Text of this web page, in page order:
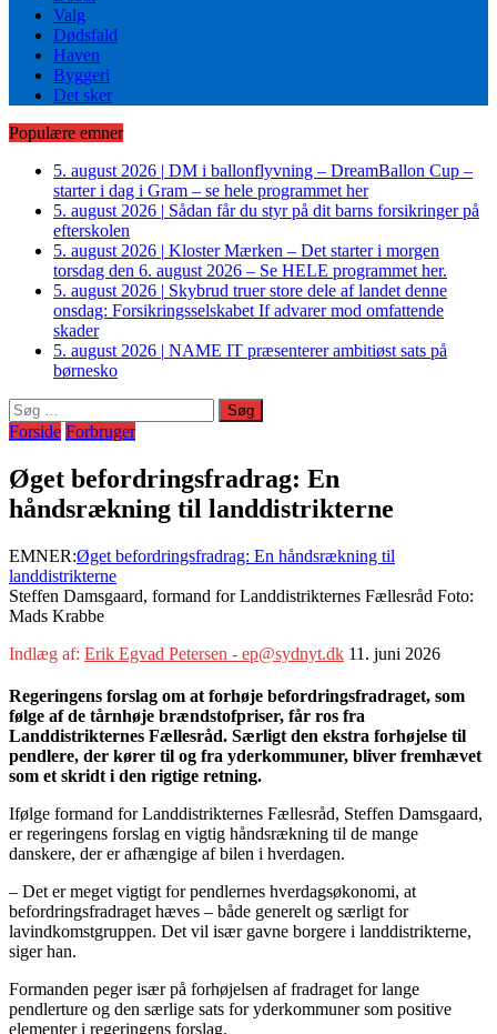
Valg
Dødsfald
Haven
Byggeri
Det sker
Populære emner
5. august 2026 | DM i ballonflyvning – DreamBallon Cup –
starter i dag i Gram – se hele programmet her
5. august 2026 | Sådan får du styr på dit barns forsikringer på
efterskolen
5. august 2026 | Kloster Mærken – Det starter i morgen
torsdag den 6. august 2026 – Se HELE programmet her.
5. august 2026 | Skybrud truer store dele af landet denne
onsdag: Forsikringsselskabet If advarer mod omfattende
skader
5. august 2026 | NAME IT præsenterer ambitiøst sats på
børnesko
Søg
efter:
Forside Forbruger
Øget befordringsfradrag: En
håndsrækning til landdistrikterne
EMNER:Øget befordringsfradrag: En håndsrækning til
landdistrikterne
Steffen Damsgaard, formand for Landdistrikternes Fællesråd Foto:
Mads Krabbe
Indlæg af: Erik Egvad Petersen - ep@sydnyt.dk 11. juni 2026
Regeringens forslag om at forhøje befordringsfradraget, som
følge af de tårnhøje brændstofpriser, får ros fra
Landdistrikternes Fællesråd. Særligt den ekstra forhøjelse til
pendlere, der kører til og fra yderkommuner, bliver fremhævet
som et skridt i den rigtige retning.
Ifølge formand for Landdistrikternes Fællesråd, Steffen Damsgaard,
er regeringens forslag en vigtig håndsrækning til de mange
danskere, der er afhængige af bilen i hverdagen.
– Det er meget vigtigt for pendlernes hverdagsøkonomi, at
befordringsfradraget hæves – både generelt og særligt for
lavindkomstgruppen. Det vil især gavne borgere i landdistrikterne,
siger han.
Formanden peger især på forhøjelsen af fradraget for lange
pendlerture og den særlige sats for yderkommuner som positive
elementer i regeringens forslag.